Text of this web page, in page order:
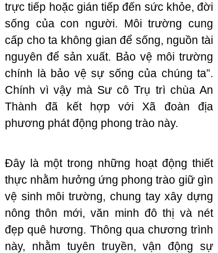
trực tiếp hoặc gián tiếp đến sức khỏe, đời
sống của con người. Môi trường cung
cấp cho ta không gian để sống, nguồn tài
nguyên để sản xuất. Bảo vệ môi trường
chính là bảo vệ sự sống của chúng ta”.
Chính vì vậy mà Sư cô Trụ trì chùa An
Thành đã kết hợp với Xã đoàn địa
phương phát động phong trào này.
Đây là một trong những hoạt động thiết
thực nhằm hưởng ứng phong trào giữ gìn
vệ sinh môi trường, chung tay xây dựng
nông thôn mới, văn minh đô thị và nét
đẹp quê hương. Thông qua chương trình
này, nhằm tuyên truyền, vận động sự